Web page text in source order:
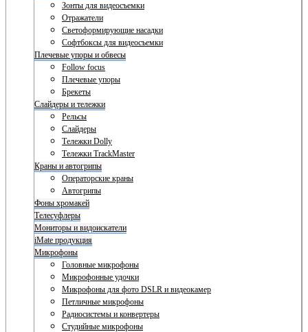
Зонты для видеосъемки
Отражатели
Светоформирующие насадки
Софтбоксы для видеосъемки
Плечевые упоры и обвесы
Follow focus
Плечевые упоры
Брекеты
Слайдеры и тележки
Рельсы
Слайдеры
Тележки Dolly
Тележки TrackMaster
Краны и автогрипы
Операторские краны
Автогрипы
Фоны хромакей
Телесуфлеры
Мониторы и видоискатели
iMate продукция
Микрофоны
Головные микрофоны
Микрофонные удочки
Микрофоны для фото DSLR и видеокамер
Петличные микрофоны
Радиосистемы и конвертеры
Студийные микрофоны